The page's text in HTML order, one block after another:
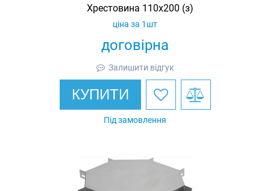
Хрестовина 110х200 (з)
договірна
ціна за 1шт
Залишити відгук
КУПИТИ
Під замовлення